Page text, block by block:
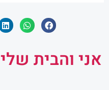
אני והבית שלי